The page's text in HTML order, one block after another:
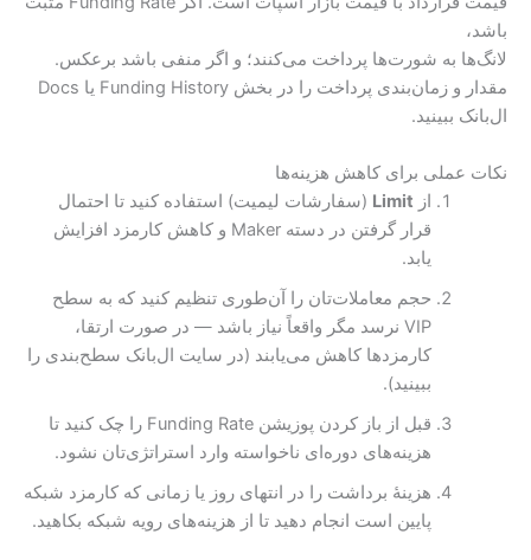
باشد،
لانگ‌ها به شورت‌ها پرداخت می‌کنند؛ و اگر منفی باشد برعکس.
مقدار و زمان‌بندی پرداخت را در بخش Funding History یا Docs
ال‌بانک ببینید.
نکات عملی برای کاهش هزینه‌ها
از Limit (سفارشات لیمیت) استفاده کنید تا احتمال
قرار گرفتن در دسته Maker و کاهش کارمزد افزایش
یابد.
حجم معاملات‌تان را آن‌طوری تنظیم کنید که به سطح
VIP نرسد مگر واقعاً نیاز باشد — در صورت ارتقا،
کارمزدها کاهش می‌یابند (در سایت ال‌بانک سطح‌بندی را
ببینید).
قبل از باز کردن پوزیشن Funding Rate را چک کنید تا
هزینه‌های دوره‌ای ناخواسته وارد استراتژی‌تان نشود.
هزینهٔ برداشت را در انتهای روز یا زمانی که کارمزد شبکه
پایین است انجام دهید تا از هزینه‌های رویه شبکه بکاهید.